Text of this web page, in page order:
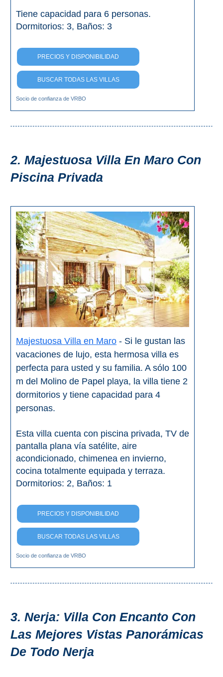
Tiene capacidad para 6 personas.
Dormitorios: 3, Baños: 3
PRECIOS Y DISPONIBILIDAD
BUSCAR TODAS LAS VILLAS
Socio de confianza de VRBO
2. Majestuosa Villa En Maro Con
Piscina Privada
Majestuosa Villa en Maro - Si le gustan las
vacaciones de lujo, esta hermosa villa es
perfecta para usted y su familia. A sólo 100
m del Molino de Papel playa, la villa tiene 2
dormitorios y tiene capacidad para 4
personas.
Esta villa cuenta con piscina privada, TV de
pantalla plana vía satélite, aire
acondicionado, chimenea en invierno,
cocina totalmente equipada y terraza.
Dormitorios: 2, Baños: 1
PRECIOS Y DISPONIBILIDAD
BUSCAR TODAS LAS VILLAS
Socio de confianza de VRBO
3. Nerja: Villa Con Encanto Con
Las Mejores Vistas Panorámicas
De Todo Nerja